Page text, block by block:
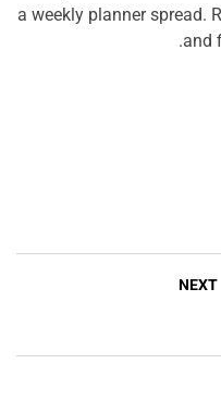
a weekly planner
NEXT